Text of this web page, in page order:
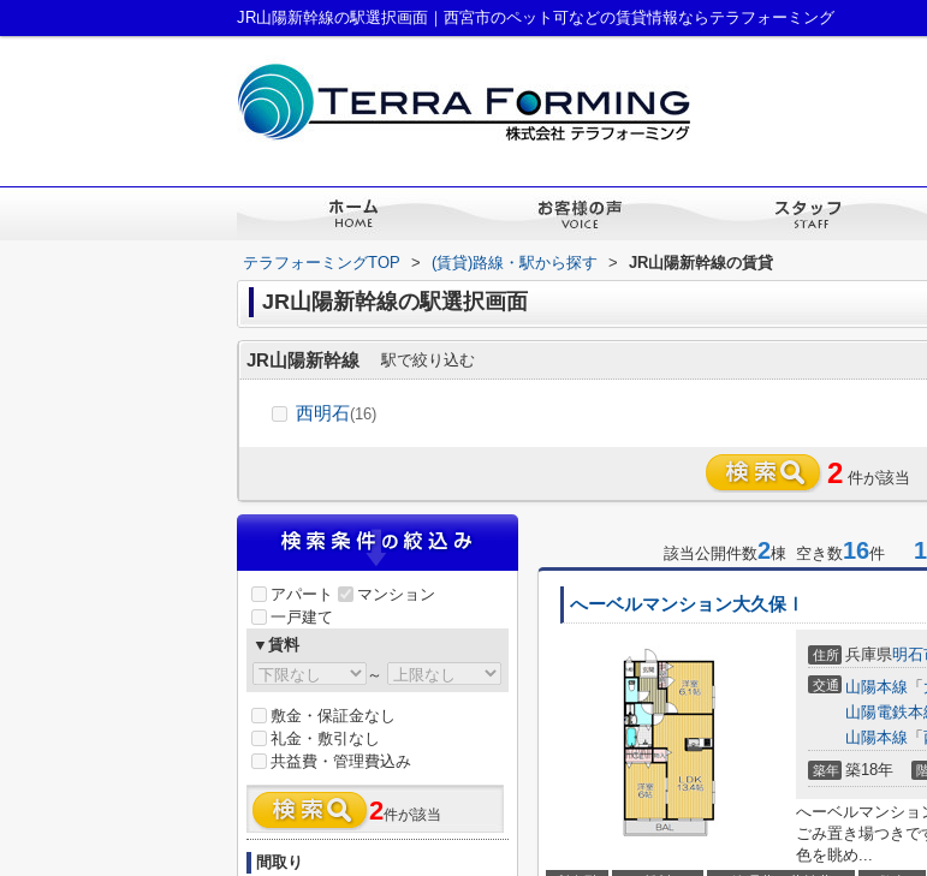
JR山陽新幹線の駅選択画面｜西宮市のペット可などの賃貸情報ならテラフォーミング
テラフォーミングTOP > (賃貸)路線・駅から探す > JR山陽新幹線の賃貸
JR山陽新幹線の駅選択画面
JR山陽新幹線 駅で絞り込む
西明石(16)
2 件が該当
該当公開件数2棟 空き数16件
へーベルマンション大久保Ⅰ
住所 兵庫県明石
交通 山陽本線 「
山陽電鉄本
山陽本線 「
築年 築18年
へーベルマンシ
ごみ置き場つき
色を眺め...
アパート
マンション
一戸建て
▼賃料
～
敷金・保証金なし
礼金・敷引なし
共益費・管理費込み
2件が該当
間取り